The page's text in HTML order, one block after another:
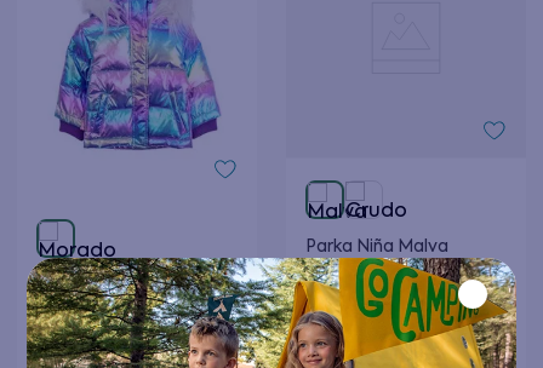
Parka Power Bebé Niña
Morado 3 a 24 meses
$29.990 $8997
Parka Niña Malva
$ 32. 990
Elige tu talla